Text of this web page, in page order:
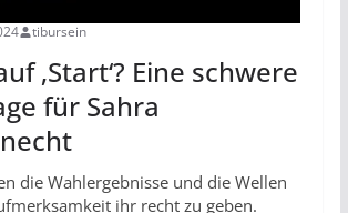
tibursein
‚Start‘? Eine schwere
für Sahra
die Wahlergebnisse und die Wellen
ihr recht zu geben.